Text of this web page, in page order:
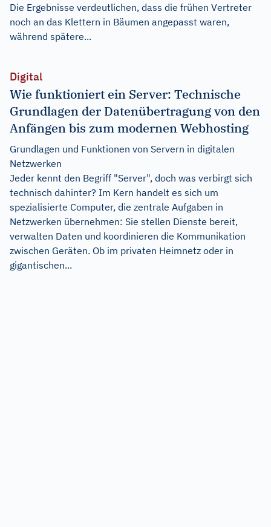
Die Ergebnisse verdeutlichen, dass die frühen Vertreter
noch an das Klettern in Bäumen angepasst waren,
während spätere...
Digital
Wie funktioniert ein Server: Technische
Grundlagen der Datenübertragung von den
Anfängen bis zum modernen Webhosting
Grundlagen und Funktionen von Servern in digitalen
Netzwerken
Jeder kennt den Begriff "Server", doch was verbirgt sich
technisch dahinter? Im Kern handelt es sich um
spezialisierte Computer, die zentrale Aufgaben in
Netzwerken übernehmen: Sie stellen Dienste bereit,
verwalten Daten und koordinieren die Kommunikation
zwischen Geräten. Ob im privaten Heimnetz oder in
gigantischen...